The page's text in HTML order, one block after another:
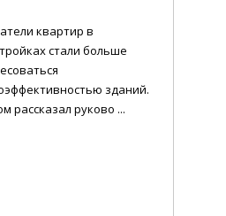
квартир в
стали больше
зданий.
рассказал руково ...